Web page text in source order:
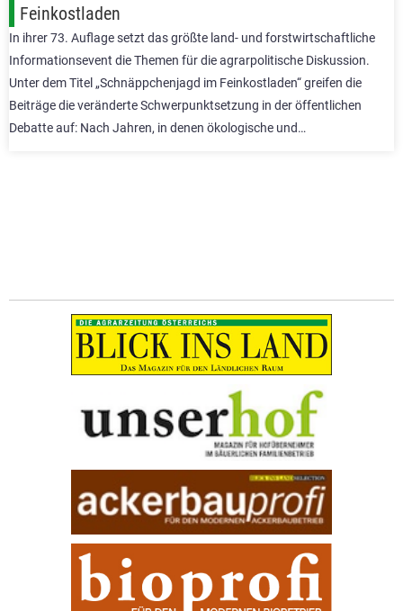
Feinkostladen
In ihrer 73. Auflage setzt das größte land- und forstwirtschaftliche
Informationsevent die Themen für die agrarpolitische Diskussion.
Unter dem Titel „Schnäppchenjagd im Feinkostladen“ greifen die
Beiträge die veränderte Schwerpunktsetzung in der öffentlichen
Debatte auf: Nach Jahren, in denen ökologische und…